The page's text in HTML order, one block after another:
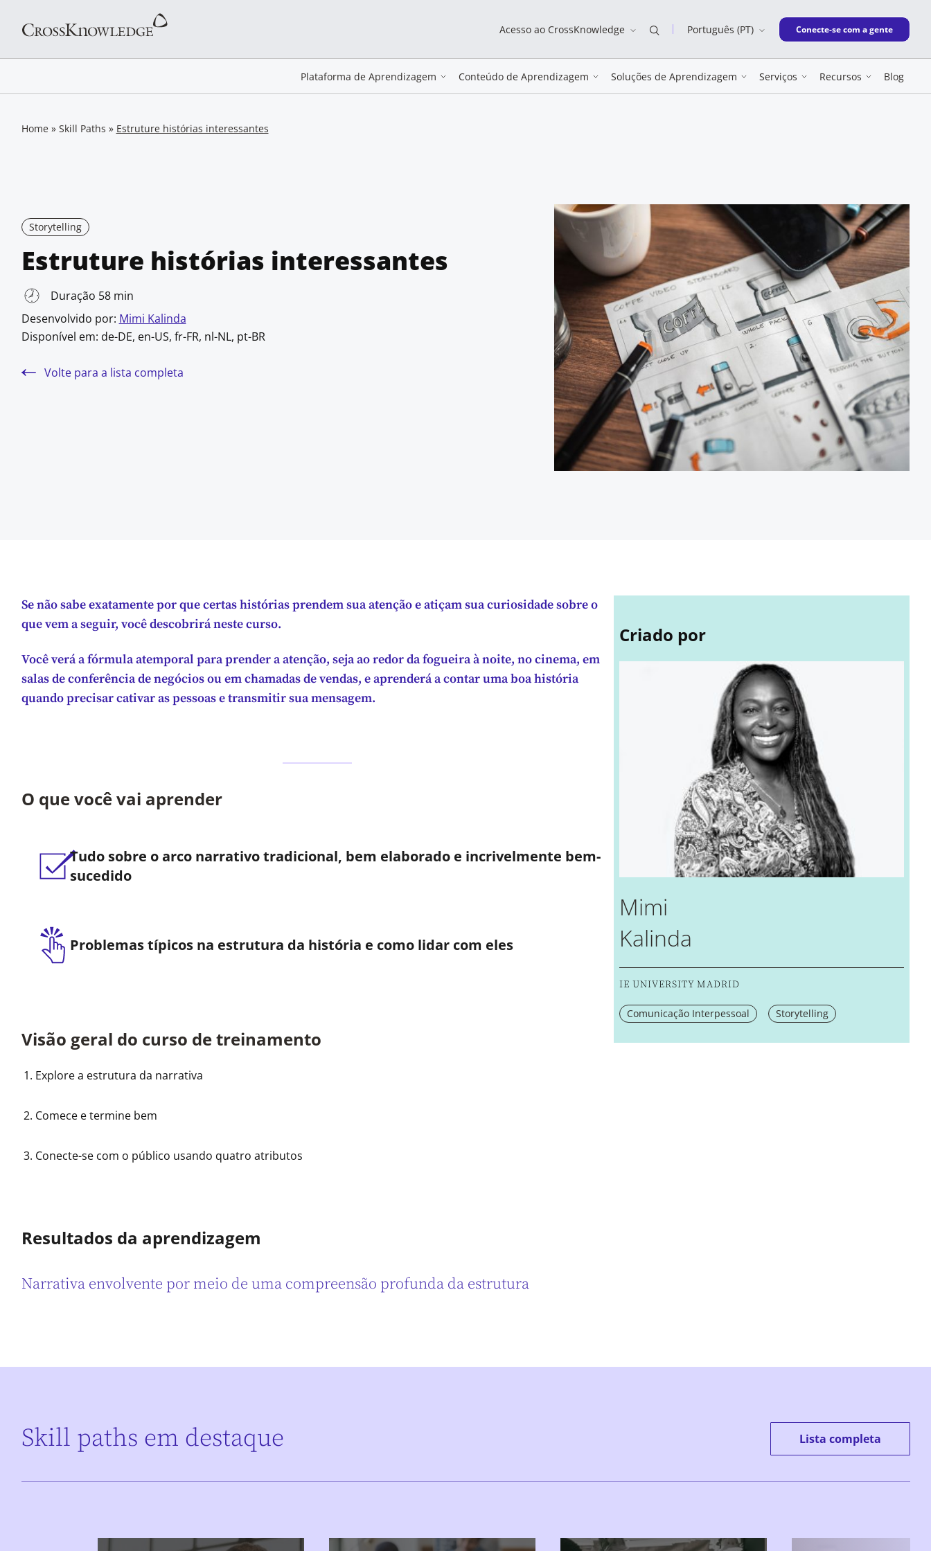
Acesso ao CrossKnowledge Português (PT) New window
Conecte-se com a gente
Plataforma de Aprendizagem Conteúdo de Aprendizagem Soluções de Aprendizagem Serviços Recursos Blog
Home» Skill Paths » Estruture histórias interessantes
Storytelling
Estruture histórias interessantes
Duração 58 min
Desenvolvido por: Mimi Kalinda
Disponível em: de-DE, en-US, fr-FR, nl-NL, pt-BR
Volte para a lista completa
Se não sabe exatamente por que certas histórias prendem sua atenção e atiçam sua curiosidade sobre o
que vem a seguir, você descobrirá neste curso.
Você verá a fórmula atemporal para prender a atenção, seja ao redor da fogueira à noite, no cinema, em
salas de conferência de negócios ou em chamadas de vendas, e aprenderá a contar uma boa história
quando precisar cativar as pessoas e transmitir sua mensagem.
O que você vai aprender
Tudo sobre o arco narrativo tradicional, bem elaborado e incrivelmente bem-
sucedido
Problemas típicos na estrutura da história e como lidar com eles
Visão geral do curso de treinamento
Explore a estrutura da narrativa
Comece e termine bem
Conecte-se com o público usando quatro atributos
Resultados da aprendizagem
Narrativa envolvente por meio de uma compreensão profunda da estrutura
Criado por
Mimi
Kalinda
IE UNIVERSITY MADRID
Comunicação Interpessoal Storytelling
Skill paths em destaque Lista completa